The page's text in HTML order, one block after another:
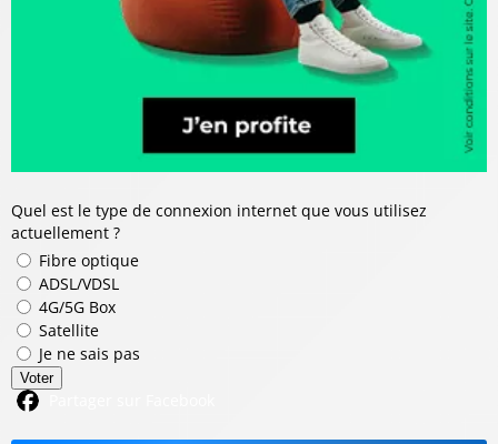
Quel est le type de connexion internet que vous utilisez
actuellement ?
Fibre optique
ADSL/VDSL
4G/5G Box
Satellite
Je ne sais pas
Voter